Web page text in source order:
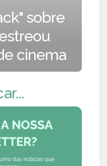
sobre
cinema